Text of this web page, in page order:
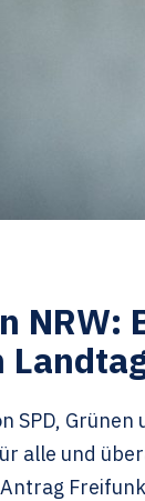
NRW:
SPD,
alle und